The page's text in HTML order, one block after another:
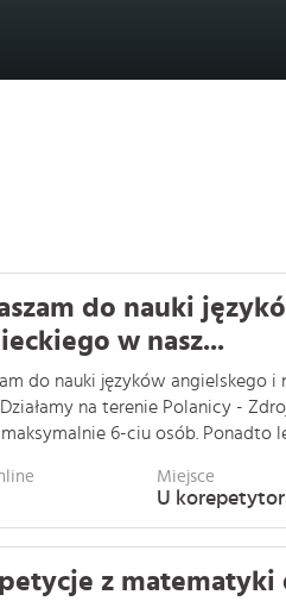
do nauki
w nasz...
do nauki języków angielskego i
Działamy na terenie Polanicy -
6-ciu osób. Ponadto
Miejsce
U
z matematyki